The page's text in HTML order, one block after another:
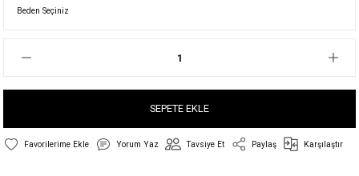
SEPETE EKLE
Yorum Yaz Tavsiye Et Paylaş Karşılaştır